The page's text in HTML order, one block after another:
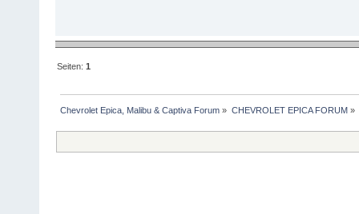
Seiten:1
Chevrolet Epica, Malibu & Captiva Forum » CHEVROLET EPICA FORUM»